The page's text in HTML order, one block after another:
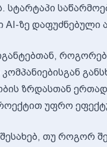
სტარტაპი
ზე დაფუძნებული
ზრდასთან
უფრო
თუ როგორ